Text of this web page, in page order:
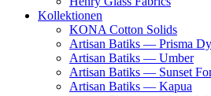
Kollektionen
KONA Cotton Solids
Artisan Batiks — Prisma
Artisan Batiks — Umber
Artisan Batiks — Sunset
Artisan Batiks — Kapua